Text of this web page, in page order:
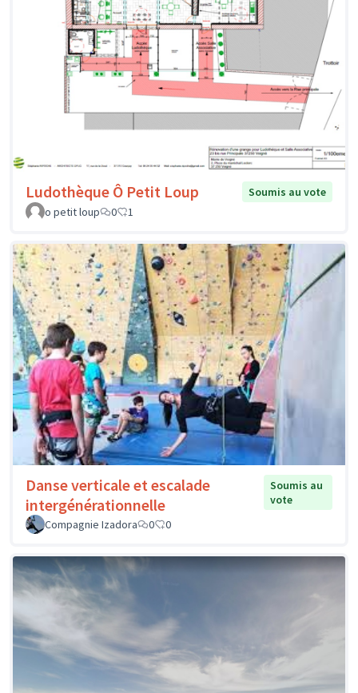
Ludothèque Ô Petit Loup
Soumis au vote
o petit loup
0 1
Danse verticale et escalade
intergénérationnelle
Soumis au
vote
Compagnie Izadora
0 0